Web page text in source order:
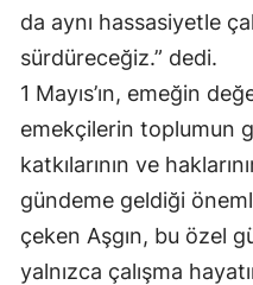
da aynı hassasiyetle
sürdüreceğiz.” dedi.
1 Mayıs’ın, emeğin
emekçilerin toplumun
katkılarının ve
gündeme geldiği
çeken Aşgın, bu özel
yalnızca çalışma